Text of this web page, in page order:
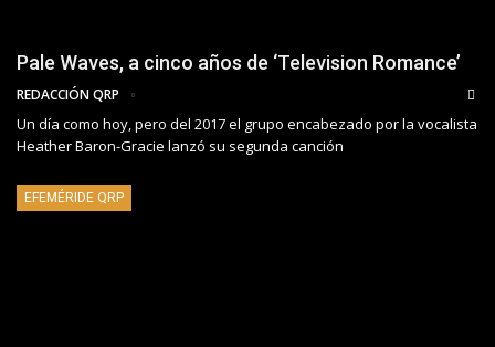
Pale Waves, a cinco años de ‘Television Romance’
REDACCIÓN QRP
Un día como hoy, pero del 2017 el grupo encabezado por la vocalista
Heather Baron-Gracie lanzó su segunda canción
EFEMÉRIDE QRP